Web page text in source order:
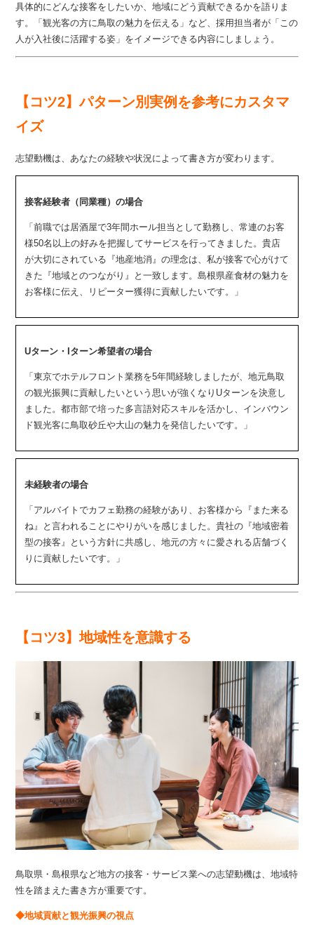
具体的にどんな接客をしたいか、地域にどう貢献できるかを語りま
す。「観光客の方に鳥取の魅力を伝える」など、採用担当者が「この
人が入社後に活躍する姿」をイメージできる内容にしましょう。
【コツ2】パターン別実例を参考にカスタマ
イズ
志望動機は、あなたの経験や状況によって書き方が変わります。
接客経験者（同業種）の場合
「前職では居酒屋で3年間ホール担当として勤務し、常連のお客
様50名以上の好みを把握してサービスを行ってきました。貴店
が大切にされている『地産地消』の理念は、私が接客で心がけて
きた『地域とのつながり』と一致します。島根県産食材の魅力を
お客様に伝え、リピーター獲得に貢献したいです。」
Uターン・Iターン希望者の場合
「東京でホテルフロント業務を5年間経験しましたが、地元鳥取
の観光振興に貢献したいという思いが強くなりUターンを決意し
ました。都市部で培った多言語対応スキルを活かし、インバウン
ド観光客に鳥取砂丘や大山の魅力を発信したいです。」
未経験者の場合
「アルバイトでカフェ勤務の経験があり、お客様から『また来る
ね』と言われることにやりがいを感じました。貴社の『地域密着
型の接客』という方針に共感し、地元の方々に愛される店舗づく
りに貢献したいです。」
【コツ3】地域性を意識する
鳥取県・島根県など地方の接客・サービス業への志望動機は、地域特
性を踏まえた書き方が重要です。
◆地域貢献と観光振興の視点